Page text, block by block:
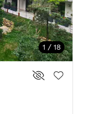
1 / 18